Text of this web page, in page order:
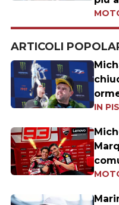
ARTICOLI
IN